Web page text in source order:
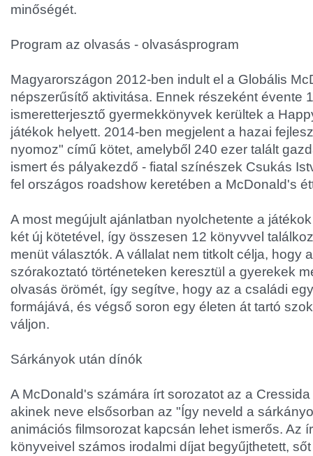
minőségét.
Program az olvasás - olvasásprogram
Magyarországon 2012-ben indult el a Globális
népszerűsítő aktivitása. Ennek részeként évente
ismeretterjesztő gyermekkönyvek kerültek a
játékok helyett. 2014-ben megjelent a hazai
nyomoz" című kötet, amelyből 240 ezer talált
ismert és pályakezdő - fiatal színészek Csukás
fel országos roadshow keretében a McDonald's
A most megújult ajánlatban nyolchetente a
két új kötetével, így összesen 12 könyvvel
menüt választók. A vállalat nem titkolt célja, hogy
szórakoztató történeteken keresztül a gyerekek
olvasás örömét, így segítve, hogy az a családi
formájává, és végső soron egy életen át tartó
váljon.
Sárkányok után dínók
A McDonald's számára írt sorozatot az a
akinek neve elsősorban az "Így neveld a
animációs filmsorozat kapcsán lehet ismerős. Az
könyveivel számos irodalmi díjat begyűjthetett,